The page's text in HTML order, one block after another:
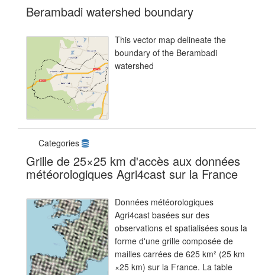
Berambadi watershed boundary
This vector map delineate the
boundary of the Berambadi
watershed
Categories
Grille de 25×25 km d'accès aux données
météorologiques Agri4cast sur la France
Données météorologiques
Agri4cast basées sur des
observations et spatialisées sous la
forme d'une grille composée de
mailles carrées de 625 km² (25 km
×25 km) sur la France. La table